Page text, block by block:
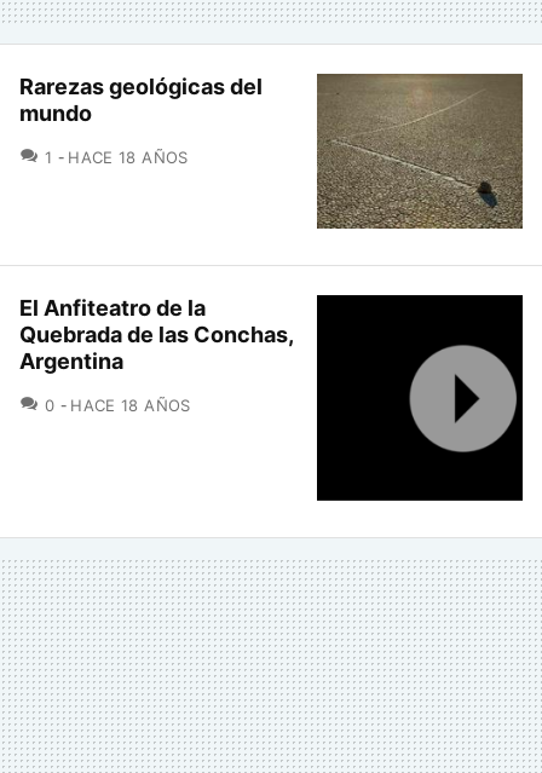
Rarezas geológicas del
mundo
1 COMENTARIOS
HACE 18 AÑOS
El Anfiteatro de la
Quebrada de las Conchas,
Argentina
0 COMENTARIOS
HACE 18 AÑOS